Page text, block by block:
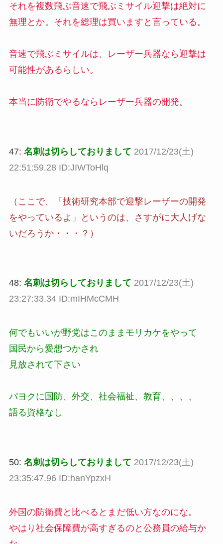
それを複数飛ぶ音速で飛ぶミサイル迎撃は絶対に
無理とか。それを総理は買いますと言っている。
音速で飛ぶミサイルは、レーザー兵器なら迎撃は
可能性があるらしい。
本当に防衛でやるならレーザー兵器の開発。
47: 名刺は切らしておりまして 2017/12/23(土)
22:51:59.28 ID:JIWToHlq
（ここで、「技術研究本部で迎撃レーザーの開発
をやっているよ」というのは、さすがに大人げな
いだろうか・・・？）
48: 名刺は切らしておりまして 2017/12/23(土)
23:27:33.34 ID:mIHMcCMH
何でもいいが野党はこのままモリカケをやって
国民から愛想つかされ
見放されて下さい
パヨクに国防、外交、社会福祉、教育、、、、
語る資格なし
50: 名刺は切らしておりまして 2017/12/23(土)
23:35:47.96 ID:hanYpzxH
外国の防衛費と比べるとまだ低い方なのにな。
やはり社会保障費が高すぎるのと公務員の給与か